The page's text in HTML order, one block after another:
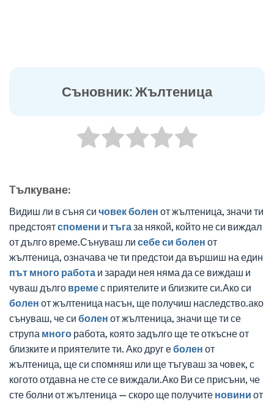
Съновник: Жълтеница
Tълкуване:
Видиш ли в съня си човекболен от жълтеница, значи ти
предстоятспомени и тъгаза някой, който не си виждал
от дълго време.Сънуваш ли себе си болен от
жълтеница, означава че ти предстои да вършиш на един
път много работа и заради нея няма да се виждаш и
чуваш дълго времес приятелите и близките си.Ако си
болен от жълтеница насън, ще получиш наследство.ако
сънуваш, че си болен от жълтеница, значи ще ти се
струпа много работа, която задълго ще те откъсне от
близките и приятелите ти. Ако друг еболен от
жълтеница, ще си спомняш или ще тъгуваш за човек, с
когото отдавна не сте се виждали.Ако Ви се присъни, че
сте болни от жълтеница — скоро ще получите новини от